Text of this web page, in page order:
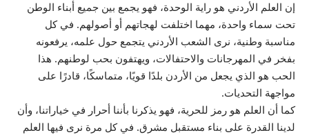
إن العلم الأردني هو راية الوحدة، فهو يجمع بين جميع أبناء الوطن
تحت سماء واحدة، مهما اختلفت لهجاتهم أو أصولهم. في كل
مناسبة وطنية، نرى الشعب الأردني يتجمع حول علمه، يرفعونه
بفخر في المهرجانات والاحتفالات، ويهتفون بحب لوطنهم. هذا
الحب هو الذي يجعل من الأردن بلدًا قويًا، متماسكًا، قادرًا على
مواجهة التحديات.
كما أن العلم هو رمز للحرية، فهو يذكرنا بأننا أحرار في خياراتنا، وأن
لدينا القدرة على بناء مستقبل مشرق. في كل مرة نرى فيها العلم